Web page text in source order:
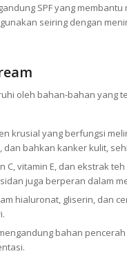
SPF yang
seiring dengan
oleh bahan-bahan yang
krusial yang berfungsi
bahkan kanker kulit,
C, vitamin E, dan ekstrak
juga berperan dalam
hialuronat, gliserin, dan
bahan